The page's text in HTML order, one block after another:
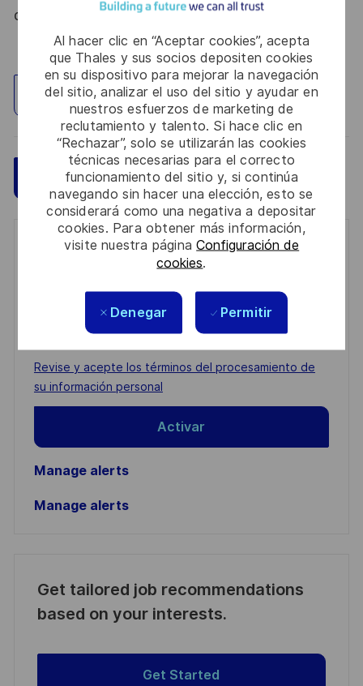
Al hacer clic en “Aceptar cookies”, acepta
que Thales y sus socios depositen cookies
en su dispositivo para mejorar la navegación
del sitio, analizar el uso del sitio y ayudar en
nuestros esfuerzos de marketing de
reclutamiento y talento. Si hace clic en
“Rechazar”, solo se utilizarán las cookies
técnicas necesarias para el correcto
funcionamiento del sitio y, si continúa
navegando sin hacer una elección, esto se
considerará como una negativa a depositar
cookies. Para obtener más información,
visite nuestra páginaConfiguración de
cookies.
Denegar Permitir
du 09 août 2021.
Explorar ubicación
Aplicar ahora Guardar
Get notified for similar jobs
address
(Required)
Required
Revise y acepte los términos del procesamiento de
su información personal
Activar
Manage alerts
Manage alerts
Get tailored job recommendations
based on your interests.
Get Started